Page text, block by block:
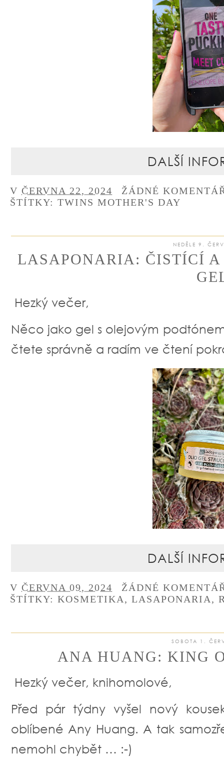
DALŠÍ
V ČERVNA 22, 2024
ŽÁDNÉ
ŠTÍTKY: TWINS MOTHER'S DAY
NEDĚLE 9.
LASAPONARIA: ČISTÍCÍ
Hezký večer,
Něco jako gel s olejovým
čtete správně a radím ve čtení
DALŠÍ
V ČERVNA 09, 2024
ŽÁDNÉ
ŠTÍTKY: KOSMETIKA, LASAPONARIA,
SOBOTA 1.
ANA HUANG: KING
Hezký večer, knihomolové,
Před pár týdny vyšel nový
oblíbené Any Huang. A tak
nemohl chybět … :-)